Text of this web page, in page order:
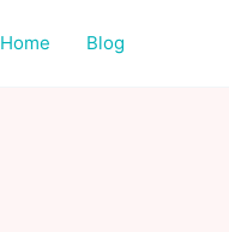
Home Blog